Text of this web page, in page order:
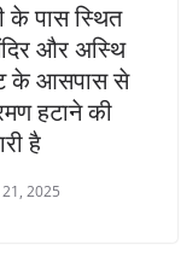
के पास स्थित
और अस्थि
के आसपास से
हटाने की
है
2025